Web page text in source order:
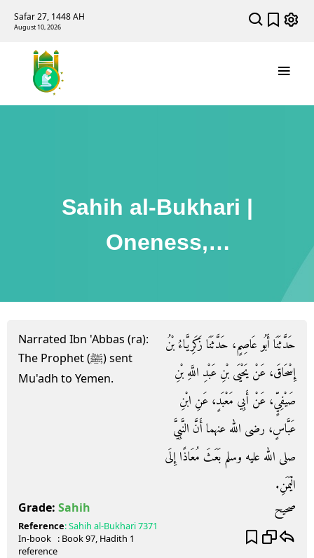
Safar 27, 1448 AH
August 10, 2026
Sahih al-Bukhari |
Oneness,
Narrated Ibn 'Abbas (ra):
The Prophet (ﷺ) sent
Mu'adh to Yemen.
حَدَّثَنَا أَبُو عَاصِمٍ، حَدَّثَنَا زَكَرِيَّاءُ بْنُ
إِسْحَاقَ، عَنْ يَحْيَى بْنِ عَبْدِ اللَّهِ بْنِ
صَيْفِيٍّ، عَنْ أَبِي مَعْبَدٍ، عَنِ ابْنِ
عَبَّاسٍ، رضى الله عنهما أَنَّ النَّبِيَّ
صلى الله عليه وسلم بَعَثَ مُعَاذًا إِلَى
الْيَمَنِ‏.‏
Grade: Sahih صحيح
Reference:Sahih al-Bukhari7371
In-book
reference
: Book97, Hadith 1